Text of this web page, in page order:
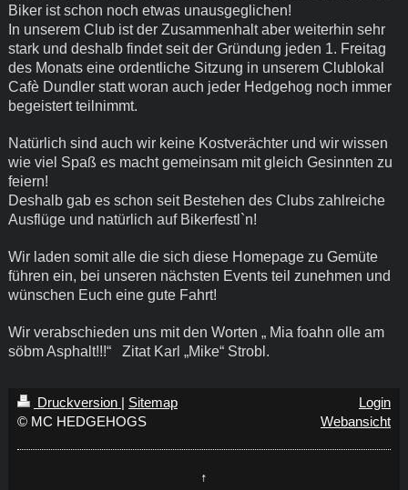
Biker ist schon noch etwas unausgeglichen!
In unserem Club ist der Zusammenhalt aber weiterhin sehr
stark und deshalb findet seit der Gründung jeden 1. Freitag
des Monats eine ordentliche Sitzung in unserem Clublokal
Cafè Dundler statt woran auch jeder Hedgehog noch immer
begeistert teilnimmt.
Natürlich sind auch wir keine Kostverächter und wir wissen
wie viel Spaß es macht gemeinsam mit gleich Gesinnten zu
feiern!
Deshalb gab es schon seit Bestehen des Clubs zahlreiche
Ausflüge und natürlich auf Bikerfestl`n!
Wir laden somit alle die sich diese Homepage zu Gemüte
führen ein, bei unseren nächsten Events teil zunehmen und
wünschen Euch eine gute Fahrt!
Wir verabschieden uns mit den Worten „ Mia foahn olle am
söbm Asphalt!!!“ Zitat Karl „Mike“ Strobl.
Druckversion | Sitemap
© MC HEDGEHOGS
Login
Webansicht
↑